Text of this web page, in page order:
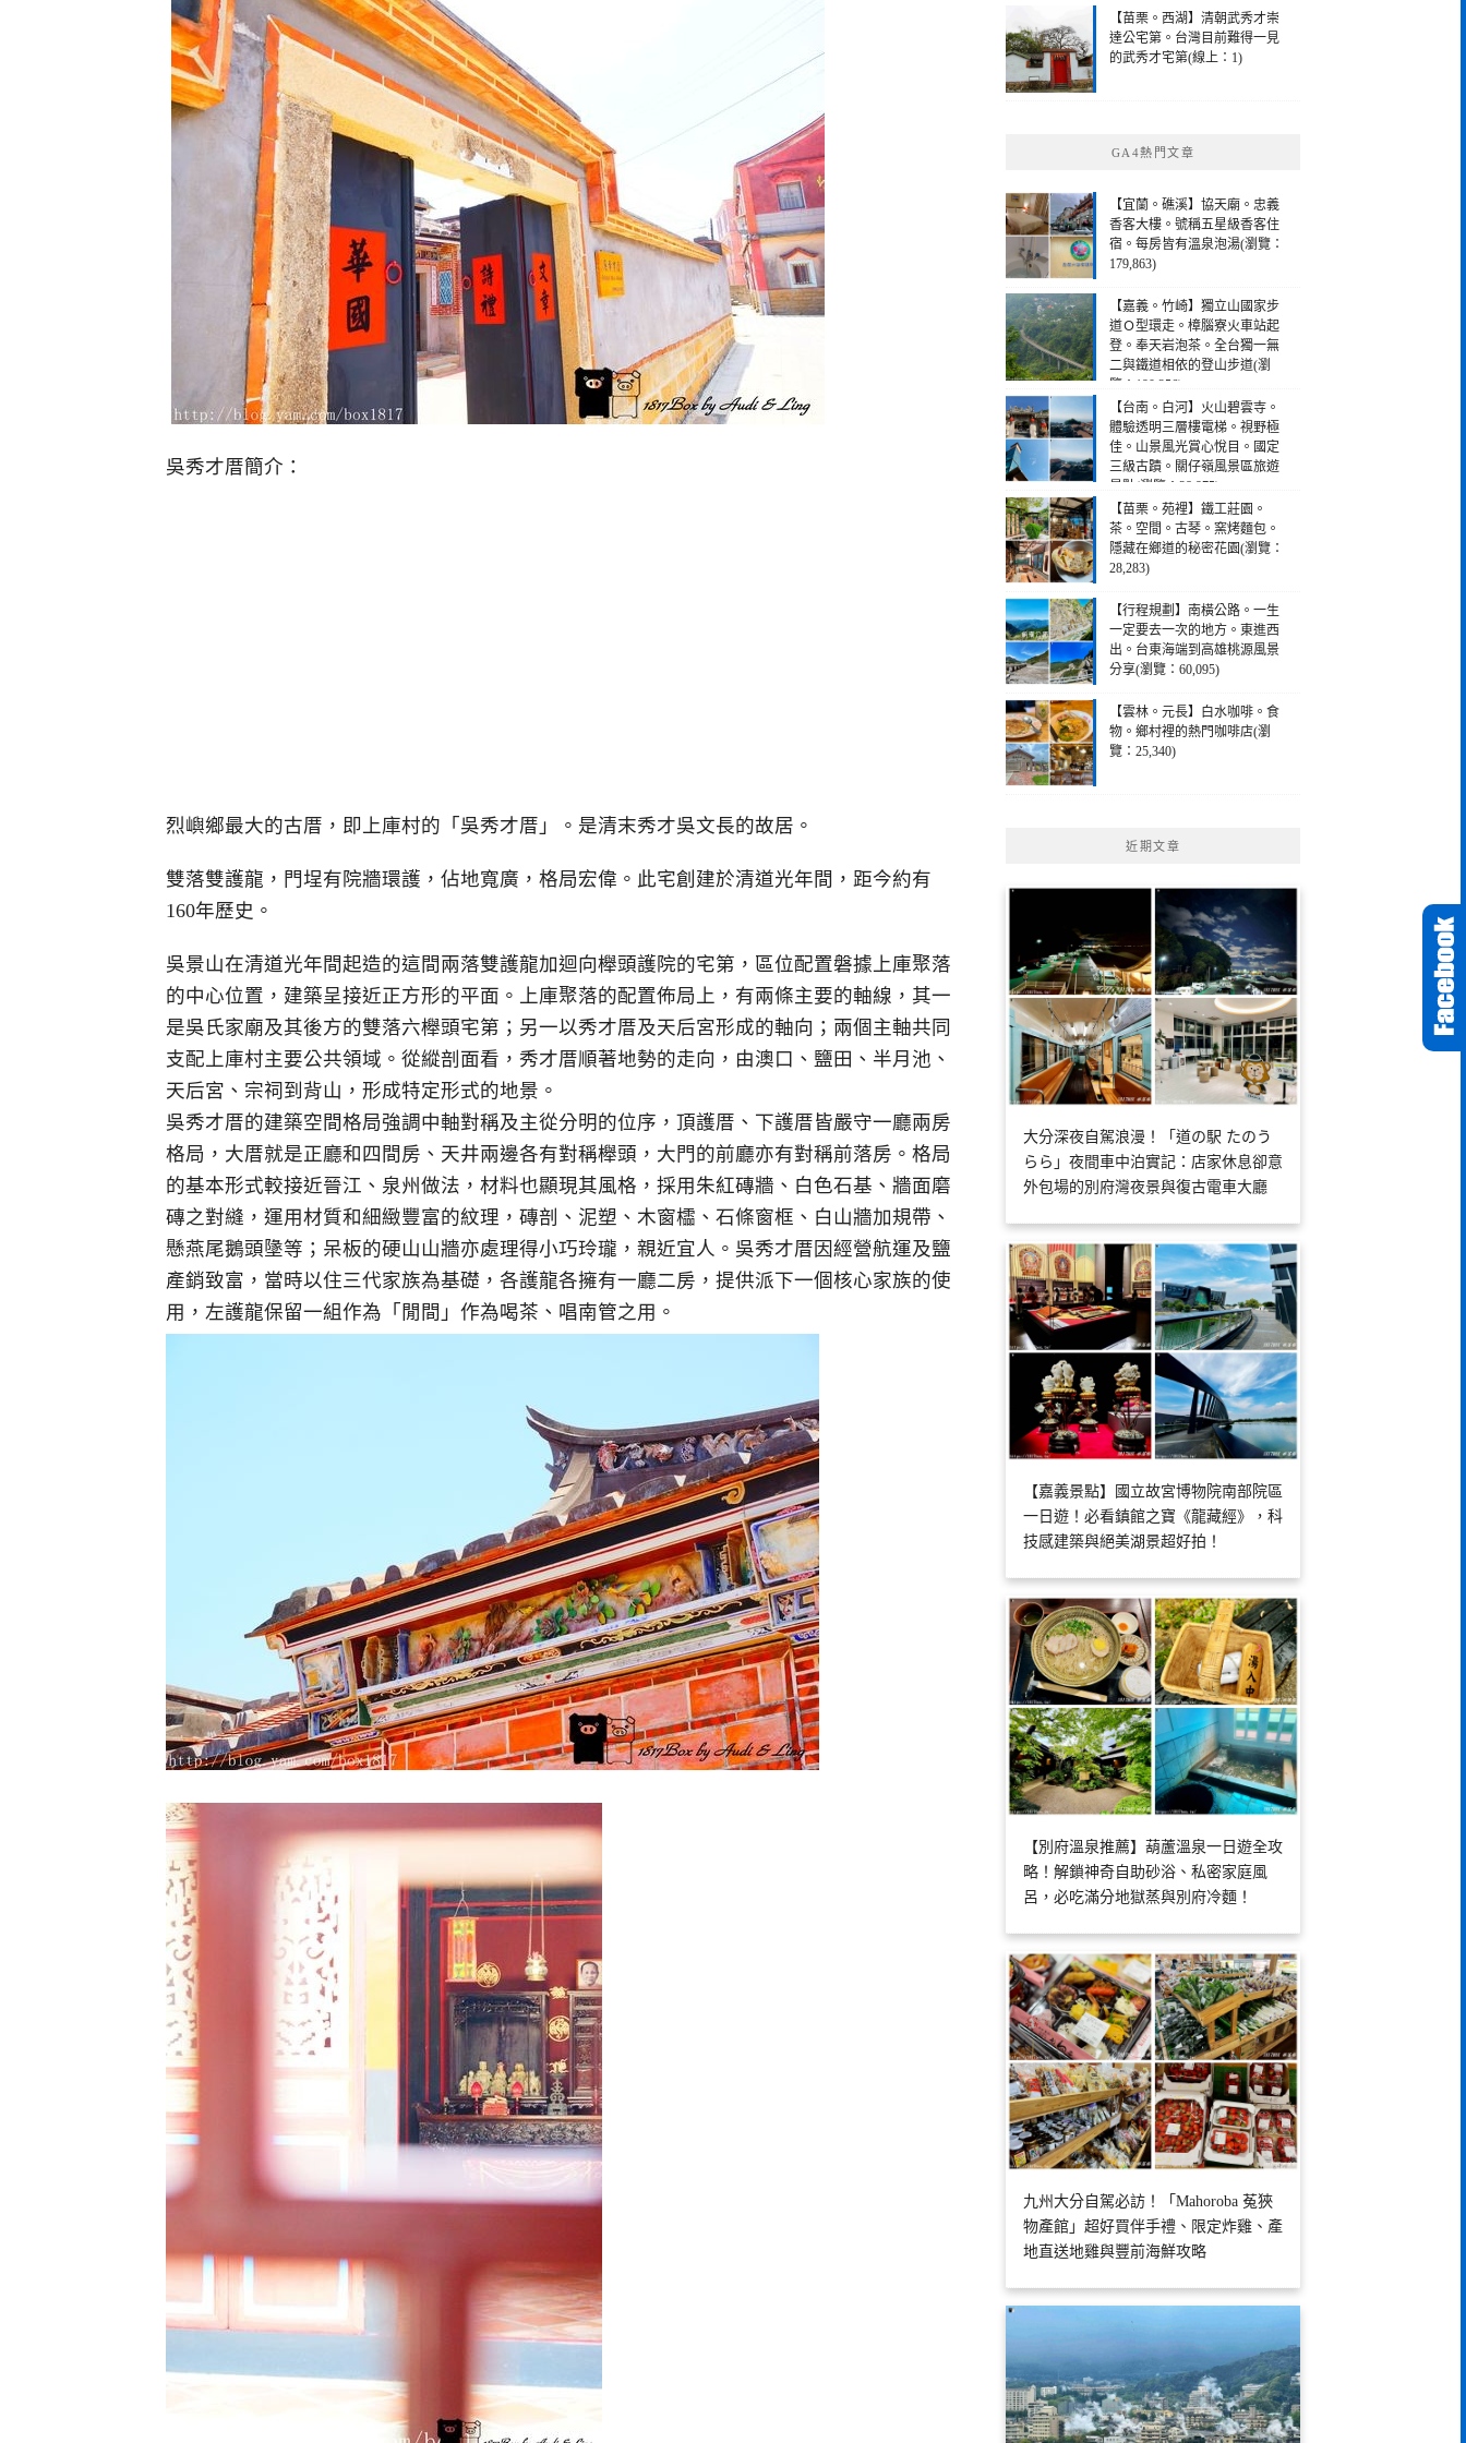
吳秀才厝簡介：
烈嶼鄉最大的古厝，即上庫村的「吳秀才厝」。是清末秀才吳文長的故居。
雙落雙護龍，門埕有院牆環護，佔地寬廣，格局宏偉。此宅創建於清道光年間，距今約有
160年歷史。
吳景山在清道光年間起造的這間兩落雙護龍加迴向櫸頭護院的宅第，區位配置磐據上庫聚落
的中心位置，建築呈接近正方形的平面。上庫聚落的配置佈局上，有兩條主要的軸線，其一
是吳氏家廟及其後方的雙落六櫸頭宅第；另一以秀才厝及天后宮形成的軸向；兩個主軸共同
支配上庫村主要公共領域。從縱剖面看，秀才厝順著地勢的走向，由澳口、鹽田、半月池、
天后宮、宗祠到背山，形成特定形式的地景。
吳秀才厝的建築空間格局強調中軸對稱及主從分明的位序，頂護厝、下護厝皆嚴守一廳兩房
格局，大厝就是正廳和四間房、天井兩邊各有對稱櫸頭，大門的前廳亦有對稱前落房。格局
的基本形式較接近晉江、泉州做法，材料也顯現其風格，採用朱紅磚牆、白色石基、牆面磨
磚之對縫，運用材質和細緻豐富的紋理，磚剖、泥塑、木窗櫺、石條窗框、白山牆加規帶、
懸燕尾鵝頭墬等；呆板的硬山山牆亦處理得小巧玲瓏，親近宜人。吳秀才厝因經營航運及鹽
產銷致富，當時以住三代家族為基礎，各護龍各擁有一廳二房，提供派下一個核心家族的使
用，左護龍保留一組作為「閒間」作為喝茶、唱南管之用。
【苗栗。西湖】清朝武秀才崇
達公宅第。台灣目前難得一見
的武秀才宅第(線上：1)
GA4熱門文章
【宜蘭。礁溪】協天廟。忠義
香客大樓。號稱五星級香客住
宿。每房皆有溫泉泡湯(瀏覽：
179,863)
【嘉義。竹崎】獨立山國家步
道Ｏ型環走。樟腦寮火車站起
登。奉天岩泡茶。全台獨一無
二與鐵道相依的登山步道(瀏
覽：190,256)
【台南。白河】火山碧雲寺。
體驗透明三層樓電梯。視野極
佳。山景風光賞心悅目。國定
三級古蹟。關仔嶺風景區旅遊
景點(瀏覽：28,975)
【苗栗。苑裡】鐵工莊園。
茶。空間。古琴。窯烤麵包。
隱藏在鄉道的秘密花園(瀏覽：
28,283)
【行程規劃】南橫公路。一生
一定要去一次的地方。東進西
出。台東海端到高雄桃源風景
分享(瀏覽：60,095)
【雲林。元長】白水咖啡。食
物。鄉村裡的熱門咖啡店(瀏
覽：25,340)
近期文章
大分深夜自駕浪漫！「道の駅 たのう
らら」夜間車中泊實記：店家休息卻意
外包場的別府灣夜景與復古電車大廳
【嘉義景點】國立故宮博物院南部院區
一日遊！必看鎮館之寶《龍藏經》，科
技感建築與絕美湖景超好拍！
【別府溫泉推薦】葫蘆溫泉一日遊全攻
略！解鎖神奇自助砂浴、私密家庭風
呂，必吃滿分地獄蒸與別府冷麵！
九州大分自駕必訪！「Mahoroba 菟狹
物產館」超好買伴手禮、限定炸雞、產
地直送地雞與豐前海鮮攻略